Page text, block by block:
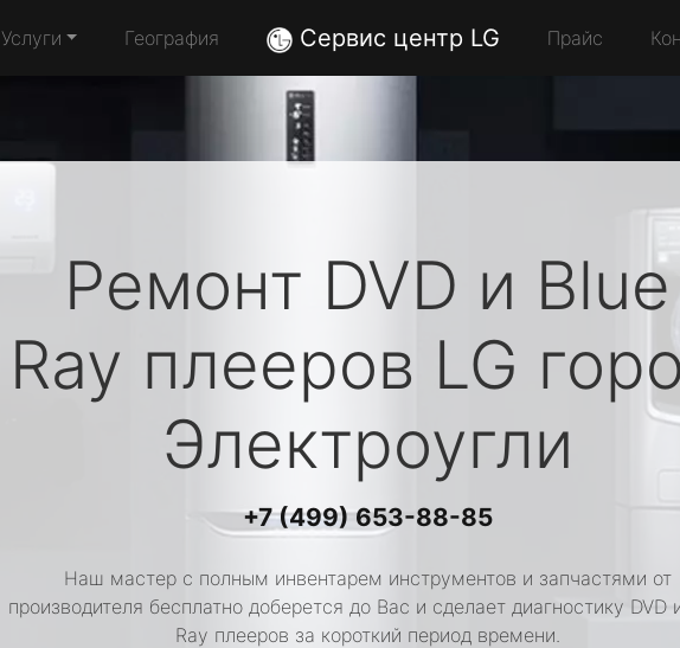
Услуги География Сервис центр LG Прайс
Ремонт DVD и Blue
Ray плееров LG
Электроугли
+7 (499) 653-88-85
Наш мастер с полным инвентарем инструментов и запчастями от
производителя бесплатно доберется до Вас и сделает диагностику DVD
Ray плееров за короткий период времени.